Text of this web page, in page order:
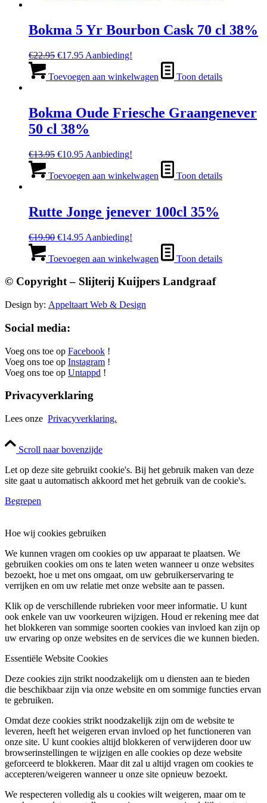
Bokma 5 Yr Bourbon Cask 70 cl 38%
€22.95 Oorspronkelijke
was:
€17.95Huidige
is:
Aanbieding!
Toevoegen aan winkelwagen Toon details
Bokma Oude Friesche Graangenever
50 cl 38%
€13.95 Oorspronkelijke
was:
€10.95Huidige
is:
Aanbieding!
Toevoegen aan winkelwagen Toon details
Rutte Jonge jenever 100cl 35%
€19.90 Oorspronkelijke
was:
€14.95Huidige
is:
Aanbieding!
Toevoegen aan winkelwagen Toon details
© Copyright – Slijterij Kuijpers Landgraaf
Design by: Appeltaart Web & Design
Social media:
Voeg ons toe op Facebook !
Voeg ons toe op Instagram !
Voeg ons toe op Untappd !
Privacyverklaring
Lees onze Privacyverklaring.
Scroll naar bovenzijde
Let op deze site gebruikt cookie's. Bij het gebruik maken van deze
site gaat u automatisch akkoord met het gebruik van de cookie's.
Begrepen
Hoe wij cookies gebruiken
We kunnen vragen om cookies op uw apparaat te plaatsen. We
gebruiken cookies om ons te laten weten wanneer u onze websites
bezoekt, hoe u met ons omgaat, om uw gebruikerservaring te
verrijken en om uw relatie met onze website aan te passen.
Klik op de verschillende rubrieken voor meer informatie. U kunt
ook enkele van uw voorkeuren wijzigen. Houd er rekening mee dat
het blokkeren van sommige soorten cookies van invloed kan zijn op
uw ervaring op onze websites en de services die we kunnen bieden.
Essentiële Website Cookies
Deze cookies zijn strikt noodzakelijk om u diensten aan te bieden
die beschikbaar zijn via onze website en om sommige functies ervan
te gebruiken.
Omdat deze cookies strikt noodzakelijk zijn om de website te
leveren, heeft het weigeren ervan invloed op het functioneren van
onze site. U kunt cookies altijd blokkeren of verwijderen door uw
browserinstellingen te wijzigen en alle cookies op deze website
geforceerd te blokkeren. Maar dit zal u altijd vragen om cookies te
accepteren/weigeren wanneer u onze site opnieuw bezoekt.
We respecteren volledig als u cookies wilt weigeren, maar om te